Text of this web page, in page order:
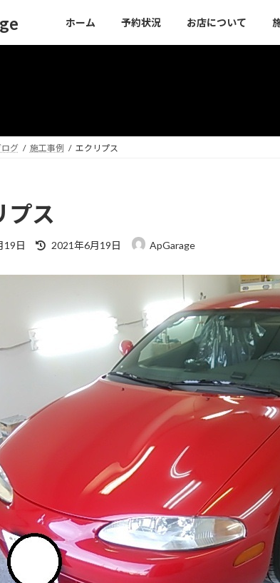
ホーム 予約状況 お店について
ログ 施工事例 エクリプス
プス
19日
最
時
2021年6月19日 ApGarage